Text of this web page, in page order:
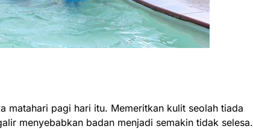
matahari pagi hari itu. Memeritkan kulit seolah tiada
menyebabkan badan menjadi semakin tidak selesa.